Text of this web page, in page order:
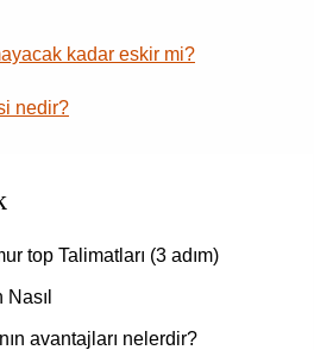
kadar eskir mi?
nedir?
top Talimatları (3 adım)
avantajları nelerdir?